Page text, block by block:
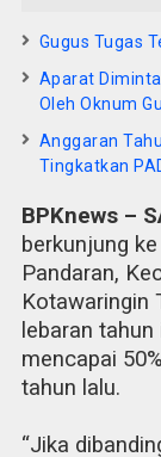
Gugus Tugas
Aparat
Oleh Oknum
Anggaran
Tingkatkan
BPKnews –
berkunjung
Pandaran,
Kotawaringin
lebaran
mencapai
tahun lalu.
“Jika